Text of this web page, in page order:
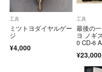
工具
ミツトヨダイヤルゲー
ジ
¥4,000
工具
最後の
ヨ ノギ
0 CD-6
¥23,000